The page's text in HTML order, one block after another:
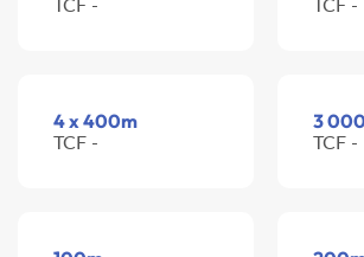
4 x 400m
TCF -
3
TCF -